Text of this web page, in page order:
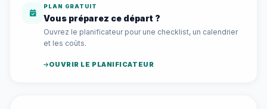
PLAN GRATUIT
Vous préparez ce départ ?
Ouvrez le planificateur pour une checklist, un calendrier
et les coûts.
OUVRIR LE PLANIFICATEUR